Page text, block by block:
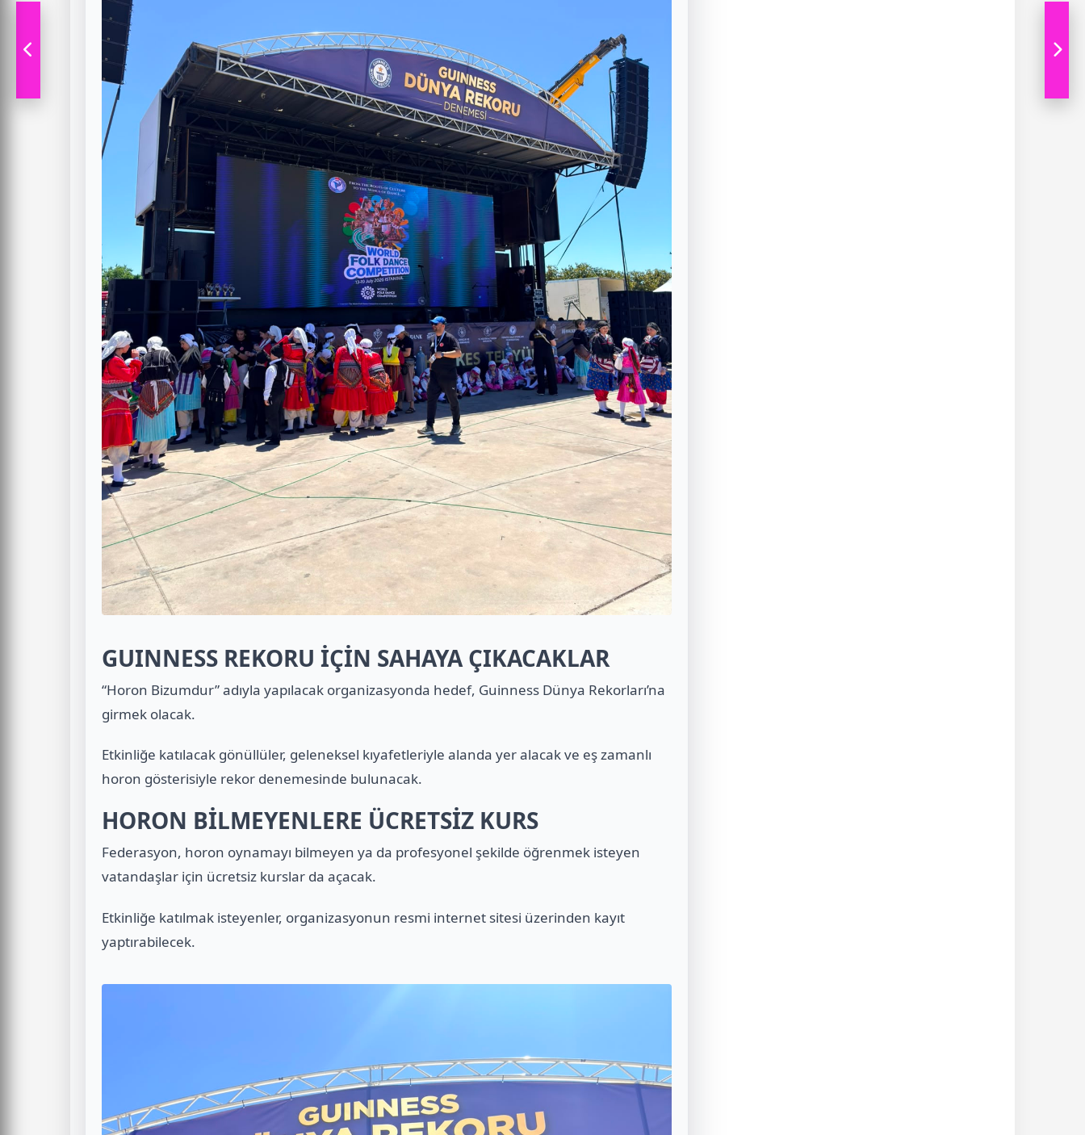
GUINNESS REKORU İÇİN SAHAYA ÇIKACAKLAR
“Horon Bizumdur” adıyla yapılacak organizasyonda hedef, Guinness Dünya Rekorları’na
girmek olacak.
Etkinliğe katılacak gönüllüler, geleneksel kıyafetleriyle alanda yer alacak ve eş zamanlı
horon gösterisiyle rekor denemesinde bulunacak.
HORON BİLMEYENLERE ÜCRETSİZ KURS
Federasyon, horon oynamayı bilmeyen ya da profesyonel şekilde öğrenmek isteyen
vatandaşlar için ücretsiz kurslar da açacak.
Etkinliğe katılmak isteyenler, organizasyonun resmi internet sitesi üzerinden kayıt
yaptırabilecek.